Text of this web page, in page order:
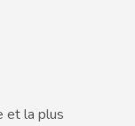
et la plus